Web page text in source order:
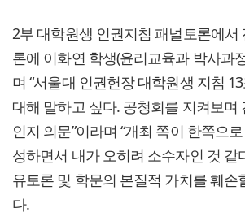
2부 대학원생 인권지침 패널토론에서
론에 이화연 학생(윤리교육과 박사과
며 “서울대 인권헌장 대학원생 지침
대해 말하고 싶다. 공청회를 지켜보며
인지 의문”이라며 “개최 쪽이 한쪽으
성하면서 내가 오히려 소수자인 것 같
유토론 및 학문의 본질적 가치를 훼손
다.